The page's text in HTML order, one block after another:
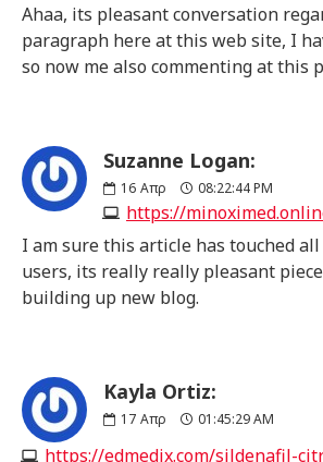
Ahaa, its pleasant conversation
paragraph here at this web site, I
so now me also commenting at this
Suzanne Logan:
16 Απρ 08:22:44 PM
https://
I am sure this article has touched
users, its really really pleasant
building up new blog.
Kayla Ortiz:
17 Απρ 01:45:29 AM
https://edmedix.com/sildenafil-